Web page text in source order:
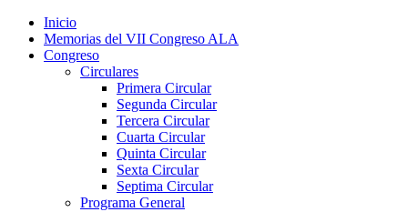
Inicio
Memorias del VII Congreso ALA
Congreso
Circulares
Primera Circular
Segunda Circular
Tercera Circular
Cuarta Circular
Quinta Circular
Sexta Circular
Septima Circular
Programa General